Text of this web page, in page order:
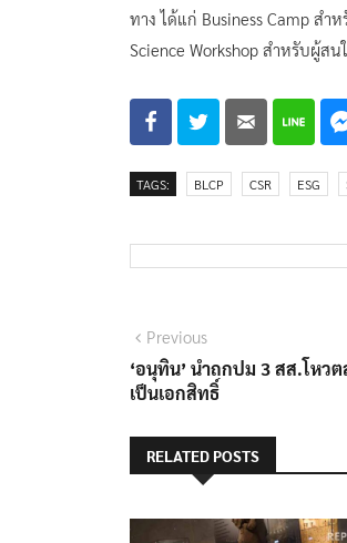
ทาง ได้แก่ Business Camp สำ
Science Workshop สำหรับผู้ส
TAGS: BLCP CSR ESG
แนะแนว
เรื่อง
PreviousPrevious
post:
‘อนุทิน’ นำถกปม 3 สส.โหว
เป็นเอกสิทธิ์
RELATED POSTS